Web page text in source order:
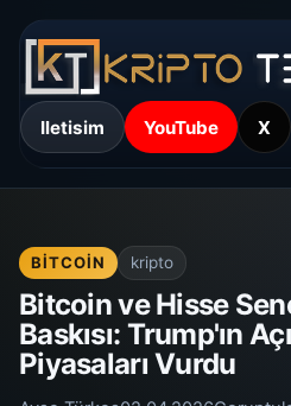
Iletisim YouTube X
BITCOIN kripto
Bitcoin ve Hisse
Baskısı: Trump'ın
Piyasaları Vurdu